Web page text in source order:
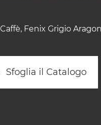
Caffè, Fenix Grigio
Sfoglia il Catalogo